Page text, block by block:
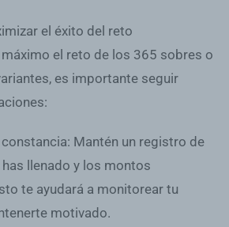
el éxito del reto
el reto de los 365 sobres o
es importante seguir
: Mantén un registro de
llenado y los montos
te ayudará a monitorear tu
motivado.